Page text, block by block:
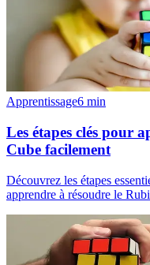
Apprentissage6 min
Les étapes clés pour
Cube facilement
Découvrez les étapes
apprendre à résoudre le